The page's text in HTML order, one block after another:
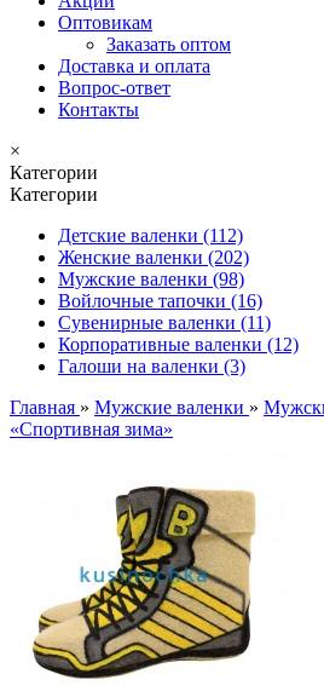
Оптовикам
Заказать оптом
Доставка и оплата
Вопрос-ответ
Контакты
×
Категории
Категории
Детские валенки (112)
Женские валенки (202)
Мужские валенки (98)
Войлочные тапочки (16)
Сувенирные валенки (11)
Корпоративные валенки (12)
Галоши на валенки (3)
Главная » Мужские валенки »
«Спортивная зима»